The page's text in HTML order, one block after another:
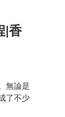
|香
無論是
了不少